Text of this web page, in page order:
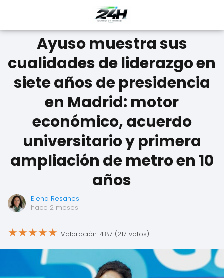
Ayuso muestra sus
cualidades de liderazgo en
siete años de presidencia
en Madrid: motor
económico, acuerdo
universitario y primera
ampliación de metro en 10
años
Elena Resanes
hace 2 meses
★★★★★ Valoración: 4.87 (217 votos)